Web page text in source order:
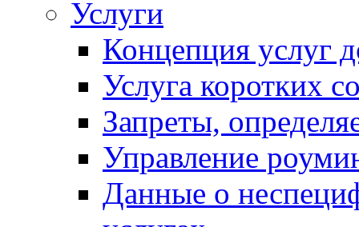
Услуги
Концепция услуг
Услуга коротких
Запреты,
Управление
Данные о